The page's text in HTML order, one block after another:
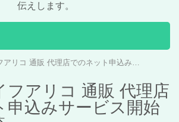
伝えします。
フアリコ 通販 代理店
申込みサービス開始